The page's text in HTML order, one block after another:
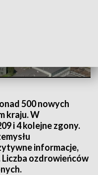
500 nowych
kraju. W
i 4 kolejne zgony.
informacje,
Liczba ozdrowieńców